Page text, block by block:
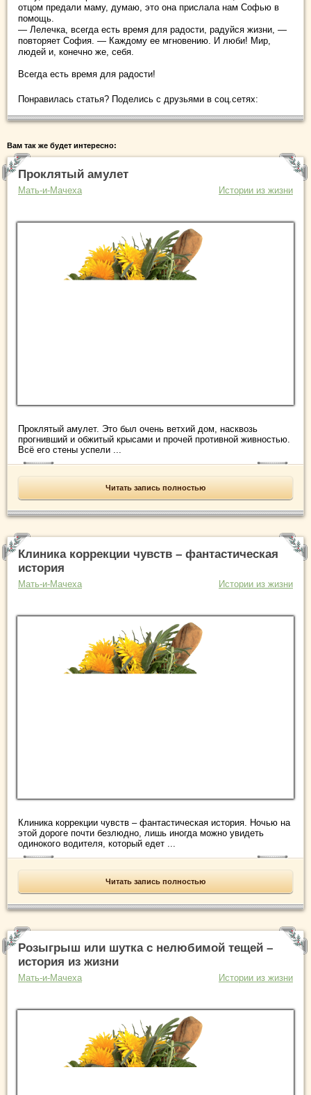
отцом предали маму, думаю, это она прислала нам Софью в
помощь.
— Лелечка, всегда есть время для радости, радуйся жизни, —
повторяет София. — Каждому ее мгновению. И люби! Мир,
людей и, конечно же, себя.
Всегда есть время для радости!
Понравилась статья? Поделись с друзьями в соц.сетях:
Вам так же будет интересно:
Проклятый амулет
Мать-и-Мачеха Истории из жизни
Проклятый амулет. Это был очень ветхий дом, насквозь
прогнивший и обжитый крысами и прочей противной живностью.
Всё его стены успели ...
Читать запись полностью
Клиника коррекции чувств – фантастическая
история
Мать-и-Мачеха Истории из жизни
Клиника коррекции чувств – фантастическая история. Ночью на
этой дороге почти безлюдно, лишь иногда можно увидеть
одинокого водителя, который едет ...
Читать запись полностью
Розыгрыш или шутка с нелюбимой тещей –
история из жизни
Мать-и-Мачеха Истории из жизни